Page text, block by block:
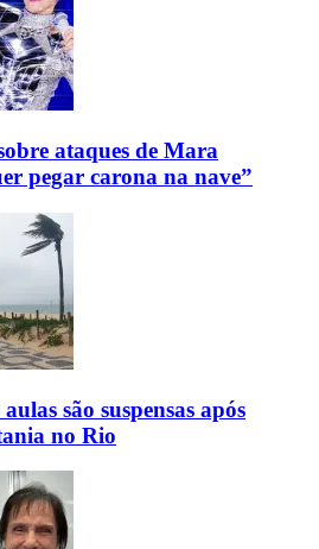
ataques de Mara
pegar carona na nave”
são suspensas após
no Rio